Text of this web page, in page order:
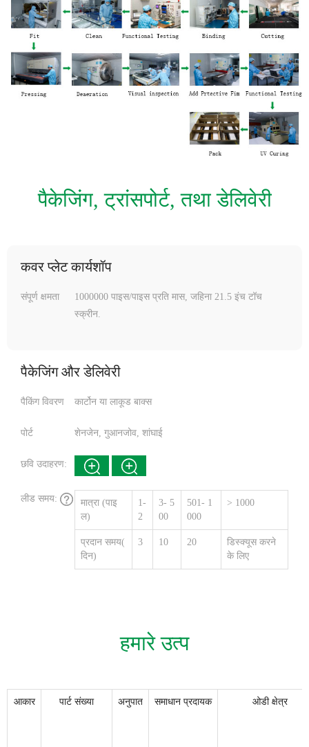
पैकेजिंग, ट्रांसपोर्ट, तथा डेलिवेरी
कवर प्लेट कार्यशॉप
संपूर्ण क्षमता
1000000 पाइस/पाइस प्रति मास, जहिना 21.5 इंच टॉच
स्क्रीन.
पैकेजिंग और डेलिवेरी
पैकिंग विवरण कार्टोन या लाकूड बाक्स
पोर्ट शेनजेन, गुआनजोव, शांघाई
छवि उदाहरण:
लीड समय:
मात्रा (पाइ
ल)
1-
2
3- 5
00
501- 1
000
> 1000
प्रदान समय(
दिन)
3 10 20
डिस्क्यूस करने
के लिए
हमारे उत्प
आकार पार्ट संख्या अनुपात समाधान प्रदायक ओडी क्षेत्र